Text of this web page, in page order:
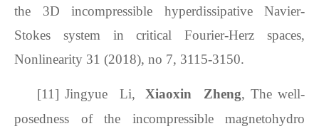
the 3D incompressible hyperdissipative Navier-
Stokes system in critical Fourier-Herz spaces,
Nonlinearity 31 (2018), no 7, 3115-3150.
[11] Jingyue Li, Xiaoxin Zheng, The well-
posedness of the incompressible magnetohydro